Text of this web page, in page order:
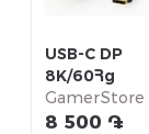
USB-C DP
8K/60Հց
GamerStore
8 500 ֏